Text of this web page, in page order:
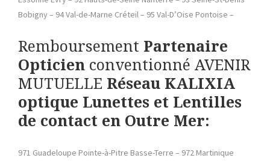
Bobigny – 94 Val-de-Marne Créteil – 95 Val-D’Oise Pontoise –
Remboursement Partenaire
Opticien conventionné AVENIR
MUTUELLE Réseau KALIXIA
optique Lunettes et Lentilles
de contact en Outre Mer:
971 Guadeloupe Pointe-à-Pitre Basse-Terre – 972 Martinique